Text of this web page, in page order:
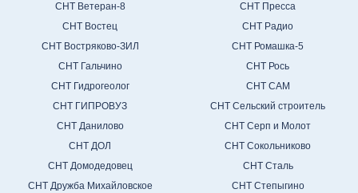
СНТ Ветеран-8
СНТ Востец
СНТ Востряково-ЗИЛ
СНТ Гальчино
СНТ Гидрогеолог
СНТ ГИПРОВУЗ
СНТ Данилово
СНТ ДОЛ
СНТ Домодедовец
СНТ Дружба Михайловское
СНТ Пресса
СНТ Радио
СНТ Ромашка-5
СНТ Рось
СНТ САМ
СНТ Сельский строитель
СНТ Серп и Молот
СНТ Сокольниково
СНТ Сталь
СНТ Степыгино